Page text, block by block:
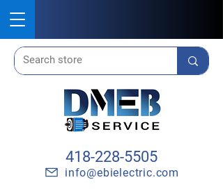
418-228-5505
info@ebielectric.com